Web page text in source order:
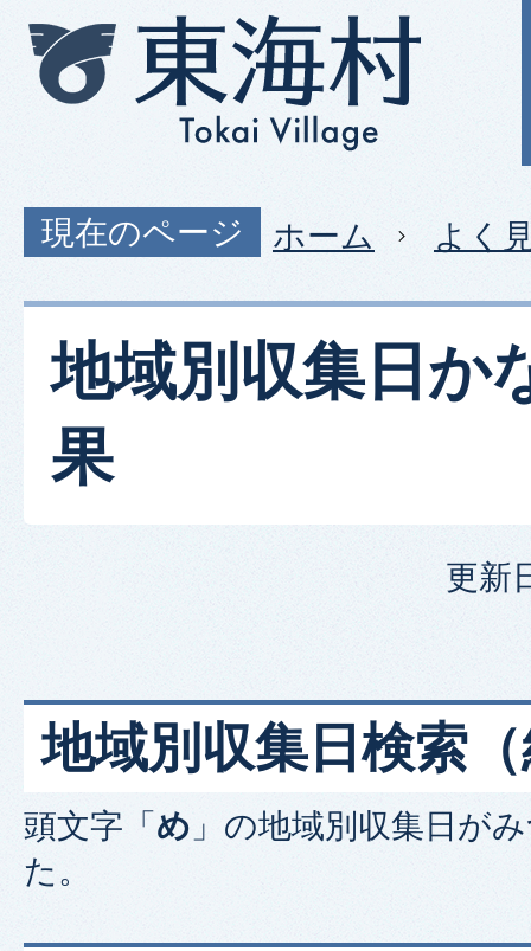
現在のページ ホーム よく
地域別収集日か
果
更新
地域別収集日検索
頭文字「 め 」の地域別収集日 が
た。